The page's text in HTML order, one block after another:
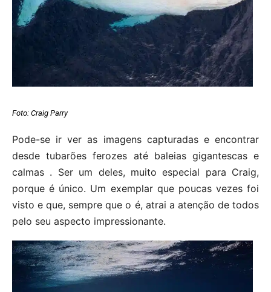
Foto: Craig Parry
Pode-se ir ver as imagens capturadas e encontrar
desde tubarões ferozes até baleias gigantescas e
calmas . Ser um deles, muito especial para Craig,
porque é único. Um exemplar que poucas vezes foi
visto e que, sempre que o é, atrai a atenção de todos
pelo seu aspecto impressionante.